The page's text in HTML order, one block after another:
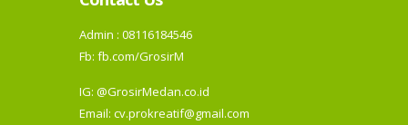
Admin : 08116184546
Fb: fb.com/GrosirM
IG: @GrosirMedan.co.id
Email: cv.prokreatif@gmail.com